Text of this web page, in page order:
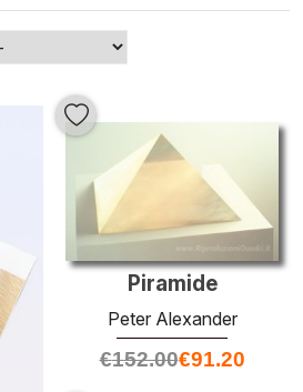
Piramide
Peter Alexander
€152.00€91.20